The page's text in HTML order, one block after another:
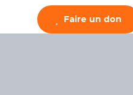
Faire un don